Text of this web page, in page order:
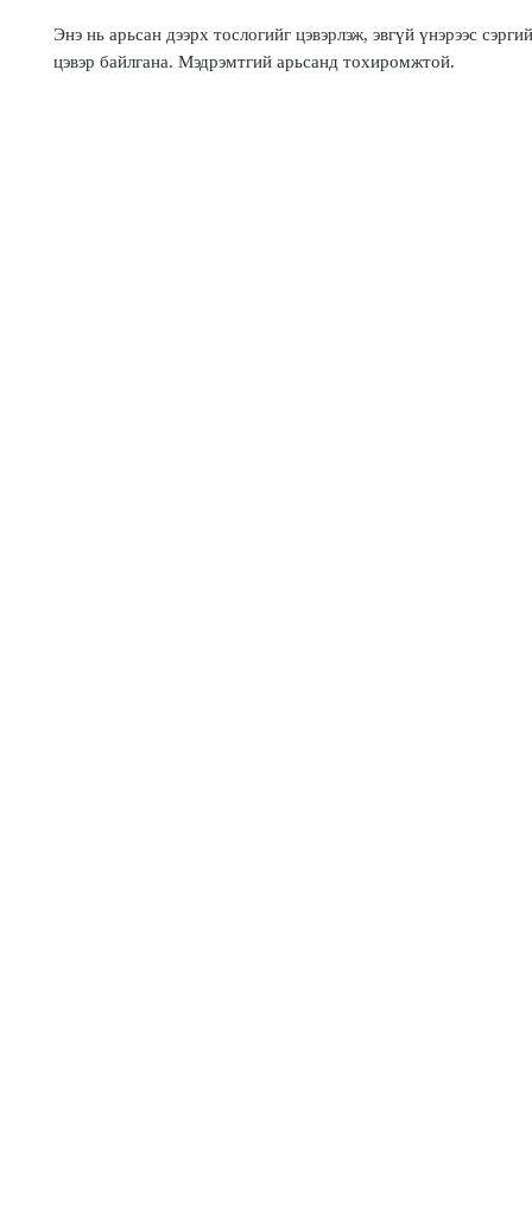
Энэ нь арьсан дээрх тослогийг цэвэрлэж, эвгүй үнэрээс
цэвэр байлгана. Мэдрэмтгий арьсанд тохиромжтой.